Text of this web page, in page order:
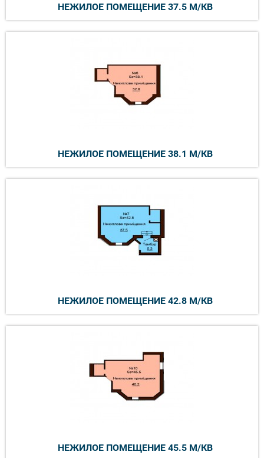
НЕЖИЛОЕ ПОМЕЩЕНИЕ 37.5 М/КВ
НЕЖИЛОЕ ПОМЕЩЕНИЕ 38.1 М/КВ
НЕЖИЛОЕ ПОМЕЩЕНИЕ 42.8 М/КВ
НЕЖИЛОЕ ПОМЕЩЕНИЕ 45.5 М/КВ